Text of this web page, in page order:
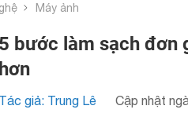
Máy ảnh
5 bước làm sạch đơn
hơn
Tác giả: Trung Lê Cập nhật